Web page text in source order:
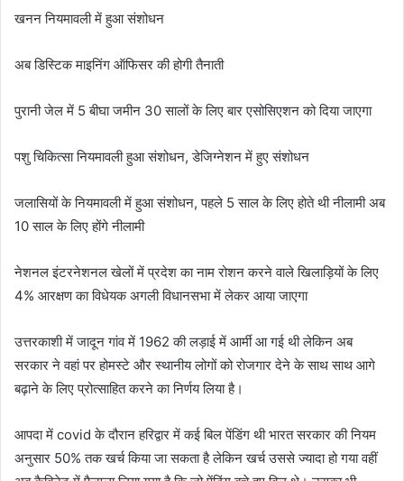
खनन नियमावली में हुआ संशोधन
अब डिस्टिक माइनिंग ऑफिसर की होगी तैनाती
पुरानी जेल में 5 बीघा जमीन 30 सालों के लिए बार एसोसिएशन को दिया जाएगा
पशु चिकित्सा नियमावली हुआ संशोधन, डेजिग्नेशन में हुए संशोधन
जलासियों के नियमावली में हुआ संशोधन, पहले 5 साल के लिए होते थी नीलामी अब
10 साल के लिए होंगे नीलामी
नेशनल इंटरनेशनल खेलों में प्रदेश का नाम रोशन करने वाले खिलाड़ियों के लिए
4% आरक्षण का विधेयक अगली विधानसभा में लेकर आया जाएगा
उत्तरकाशी में जादून गांव में 1962 की लड़ाई में आर्मी आ गई थी लेकिन अब
सरकार ने वहां पर होमस्टे और स्थानीय लोगों को रोजगार देने के साथ साथ आगे
बढ़ाने के लिए प्रोत्साहित करने का निर्णय लिया है।
आपदा में covid के दौरान हरिद्वार में कई बिल पेंडिंग थी भारत सरकार की नियम
अनुसार 50% तक खर्च किया जा सकता है लेकिन खर्च उससे ज्यादा हो गया वहीं